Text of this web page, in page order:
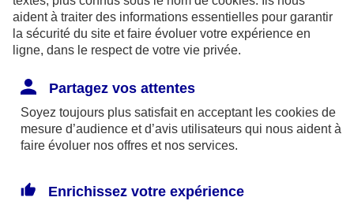
Place de Budapest - CS 92459 - 75436
Paris Cedex 09. Le détail des procédures de
recours et de réclamation et les
disponibles sur le site axa.fr.
AXA France IARD et AXA France Vie sont
mandataires exclusifs en opérations de
246 et n°13 005 764 (consultable
aident à traiter des informations essentielles pour garantir
la sécurité du site et faire évoluer votre expérience en
ligne, dans le respect de votre vie privée.
Partagez vos attentes
Soyez toujours plus satisfait en acceptant les cookies de
mesure d’audience et d’avis utilisateurs qui nous aident à
faire évoluer nos offres et nos services.
Enrichissez votre expérience